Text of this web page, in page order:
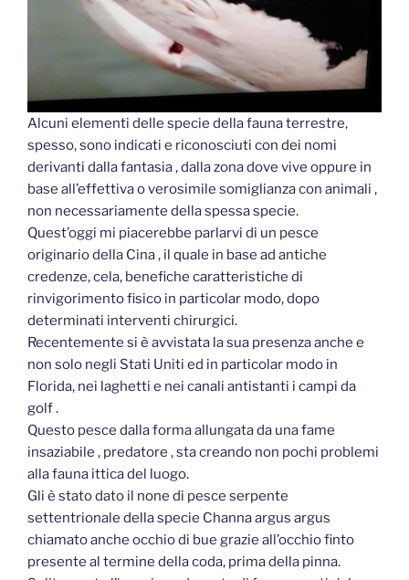
Alcuni elementi delle specie della fauna terrestre,
spesso, sono indicati e riconosciuti con dei nomi
derivanti dalla fantasia , dalla zona dove vive oppure in
base all’effettiva o verosimile somiglianza con animali ,
non necessariamente della spessa specie.
Quest’oggi mi piacerebbe parlarvi di un pesce
originario della Cina , il quale in base ad antiche
credenze, cela, benefiche caratteristiche di
rinvigorimento fisico in particolar modo, dopo
determinati interventi chirurgici.
Recentemente si è avvistata la sua presenza anche e
non solo negli Stati Uniti ed in particolar modo in
Florida, nei laghetti e nei canali antistanti i campi da
golf .
Questo pesce dalla forma allungata da una fame
insaziabile , predatore , sta creando non pochi problemi
alla fauna ittica del luogo.
Gli è stato dato il none di pesce serpente
settentrionale della specie Channa argus argus
chiamato anche occhio di bue grazie all’occhio finto
presente al termine della coda, prima della pinna.